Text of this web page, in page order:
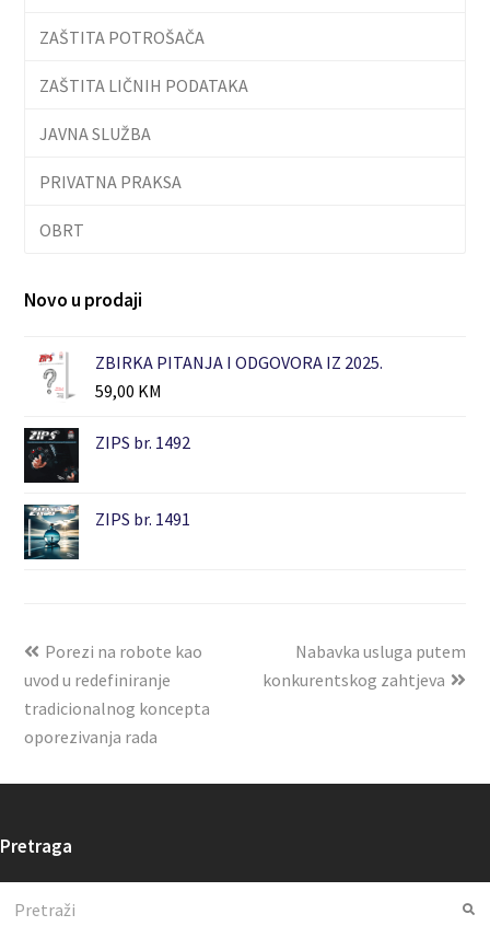
ZAŠTITA POTROŠAČA
ZAŠTITA LIČNIH PODATAKA
JAVNA SLUŽBA
PRIVATNA PRAKSA
OBRT
Novo u prodaji
ZBIRKA PITANJA I ODGOVORA IZ 2025.
59,00 KM
ZIPS br. 1492
ZIPS br. 1491
Porezi na robote kao
uvod u redefiniranje
tradicionalnog koncepta
oporezivanja rada
Nabavka usluga putem
konkurentskog zahtjeva
Pretraga